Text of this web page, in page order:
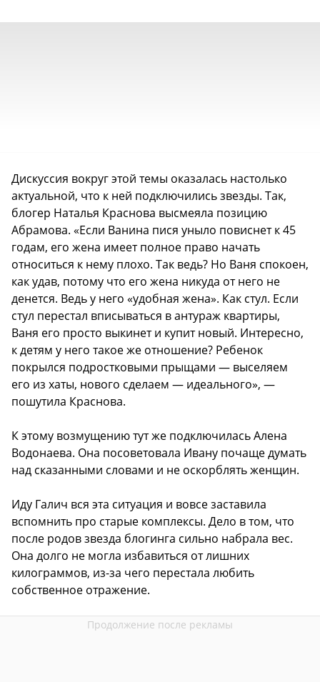
Дискуссия вокруг этой темы оказалась настолько
актуальной, что к ней подключились звезды. Так,
блогер Наталья Краснова высмеяла позицию
Абрамова. «Если Ванина пися уныло повиснет к 45
годам, его жена имеет полное право начать
относиться к нему плохо. Так ведь? Но Ваня спокоен,
как удав, потому что его жена никуда от него не
денется. Ведь у него «удобная жена». Как стул. Если
стул перестал вписываться в антураж квартиры,
Ваня его просто выкинет и купит новый. Интересно,
к детям у него такое же отношение? Ребенок
покрылся подростковыми прыщами — выселяем
его из хаты, нового сделаем — идеального», —
пошутила Краснова.
К этому возмущению тут же подключилась Алена
Водонаева. Она посоветовала Ивану почаще думать
над сказанными словами и не оскорблять женщин.
Иду Галич вся эта ситуация и вовсе заставила
вспомнить про старые комплексы. Дело в том, что
после родов звезда блогинга сильно набрала вес.
Она долго не могла избавиться от лишних
килограммов, из-за чего перестала любить
собственное отражение.